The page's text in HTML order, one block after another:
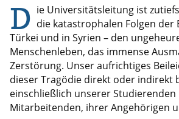
D ie Universitätsleitung ist
die katastrophalen Folgen der
Türkei und in Syrien – den
Menschenleben, das immense
Zerstörung. Unser aufrichtiges
dieser Tragödie direkt oder indirekt
einschließlich unserer Studierenden
Mitarbeitenden, ihrer Angehörigen